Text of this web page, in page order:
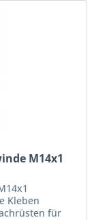
M14x1
Kleben
für